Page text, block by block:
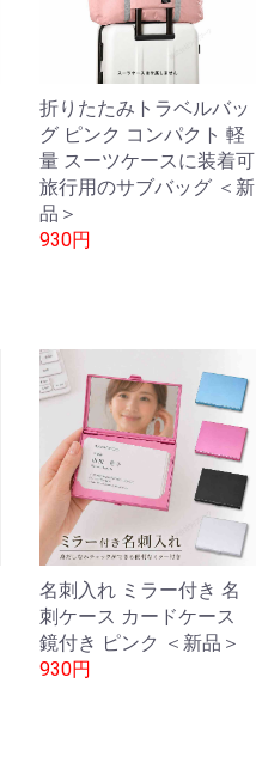
折りたたみトラベルバッ
グ ピンク コンパクト 軽
量 スーツケースに装着可
旅行用のサブバッグ ＜新
品＞
930円
名刺入れ ミラー付き 名
刺ケース カードケース
鏡付き ピンク ＜新品＞
930円